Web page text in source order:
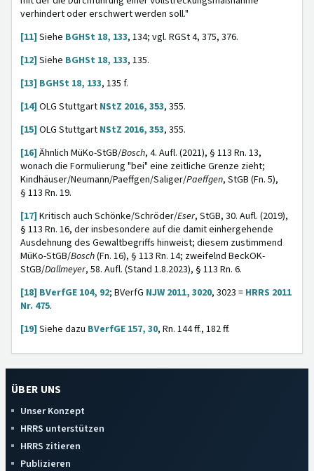
verhindert oder erschwert werden soll."
[11] Siehe BGHSt 18, 133, 134; vgl. RGSt 4, 375, 376.
[12] Siehe BGHSt 18, 133, 135.
[13] BGHSt 18, 133, 135 f.
[14] OLG Stuttgart NStZ 2016, 353, 355.
[15] OLG Stuttgart NStZ 2016, 353, 355.
[16] Ähnlich MüKo-StGB/Bosch, 4. Aufl. (2021), § 113 Rn. 13,
wonach die Formulierung "bei" eine zeitliche Grenze zieht;
Kindhäuser/Neumann/Paeffgen/Saliger/Paeffgen, StGB (Fn. 5),
§ 113 Rn. 19.
[17] Kritisch auch Schönke/Schröder/Eser, StGB, 30. Aufl. (2019),
§ 113 Rn. 16, der insbesondere auf die damit einhergehende
Ausdehnung des Gewaltbegriffs hinweist; diesem zustimmend
MüKo-StGB/Bosch(Fn. 16), § 113 Rn. 14; zweifelnd BeckOK-
StGB/Dallmeyer, 58. Aufl. (Stand 1.8.2023), § 113 Rn. 6.
[18] BVerfGE 104, 92; BVerfG NJW 2011, 3020, 3023 = HRRS 2011
Nr. 475.
[19] Siehe dazu BVerfGE 157, 30, Rn. 144 ff., 182 ff.
ÜBER UNS
Unser Konzept
HRRS unterstützen
HRRS zitieren
Publizieren